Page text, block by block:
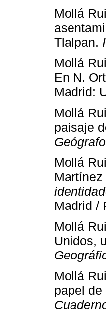
Mollá
Tlalpan.
Mollá
En N.
Madrid:
Mollá
paisaje
Mollá
Madrid /
Mollá
Unidos,
Mollá
papel